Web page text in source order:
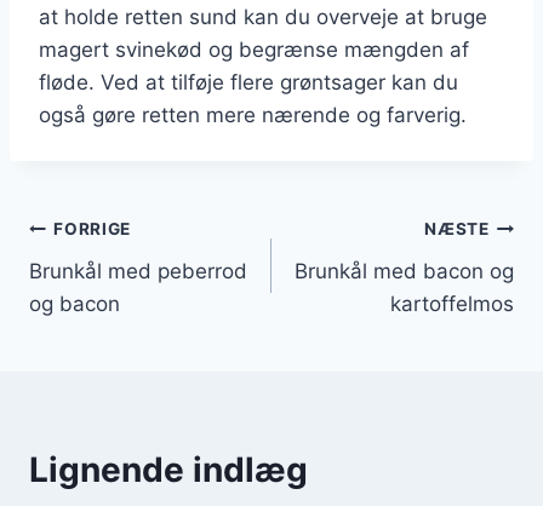
at holde retten sund kan du overveje at bruge
magert svinekød og begrænse mængden af
fløde. Ved at tilføje flere grøntsager kan du
også gøre retten mere nærende og farverig.
Indlægsnavigation
FORRIGE
Brunkål med peberrod
og bacon
NÆSTE
Brunkål med bacon og
kartoffelmos
Lignende indlæg